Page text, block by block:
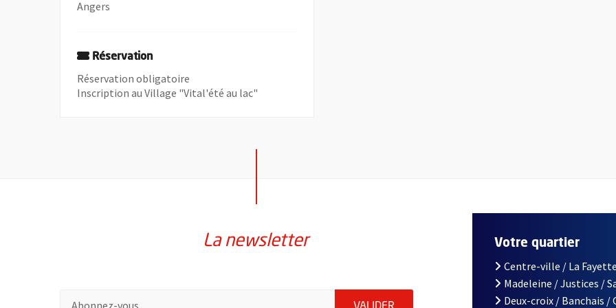
Angers
Réservation
Réservation obligatoire
Inscription au Village "Vital'été au lac"
La newsletter
Pour vous inscrire à la lettre d'information de la ville d'Angers, indiquez votre email (champ obligatoire)
Votre quartier
Centre-ville / La
Madeleine / Justices /
Deux-croix / Banchais /